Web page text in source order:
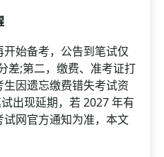
备考，公告到笔试仅
差;第二，缴费、准考证打
因遗忘缴费错失考试资
出现延期，若 2027 年有
网官方通知为准，本文